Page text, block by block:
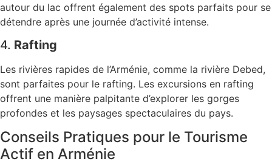
autour du lac offrent également des spots parfaits pour se
détendre après une journée d’activité intense.
4. Rafting
Les rivières rapides de l’Arménie, comme la rivière Debed,
sont parfaites pour le rafting. Les excursions en rafting
offrent une manière palpitante d’explorer les gorges
profondes et les paysages spectaculaires du pays.
Conseils Pratiques pour le Tourisme
Actif en Arménie